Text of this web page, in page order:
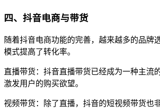
四、抖音电商与带货
随着抖音电商功能的完善，越来越多的品牌
模式提高了转化率。
直播带货：抖音直播带货已经成为一种主流
激发用户的购买欲望。
视频带货：除了直播，抖音的短视频带货也